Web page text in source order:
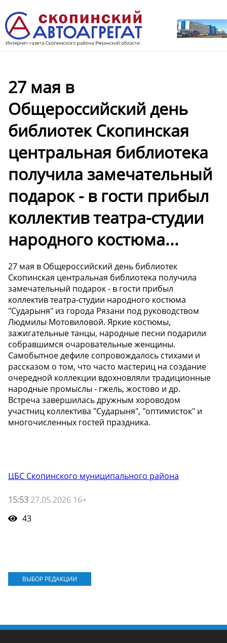
27 мая в
Общероссийский день
библиотек Скопинская
центральная библиотека
получила замечательный
подарок - в гости прибыл
коллектив театра-студии
народного костюма...
27 мая в Общероссийский день библиотек
Скопинская центральная библиотека получила
замечательный подарок - в гости прибыл
коллектив театра-студии народного костюма
"Сударыня" из города Рязани под руководством
Людмилы Мотовиловой. Яркие костюмы,
зажигательные танцы, народные песни подарили
собравшимся очаровательные женщины.
Самобытное дефиле сопровождалось стихами и
рассказом о том, что часто мастериц на создание
очередной коллекции вдохновляли традиционные
народные промыслы - гжель, жостово и др.
Встреча завершилась дружным хороводом
участниц коллектива "Сударыня", "оптимисток" и
многочисленных гостей праздника.
ЦБС Скопинского муниципального района
15:53 27.05.2026 16+
43
ВЫБОР РЕДАКЦИИ